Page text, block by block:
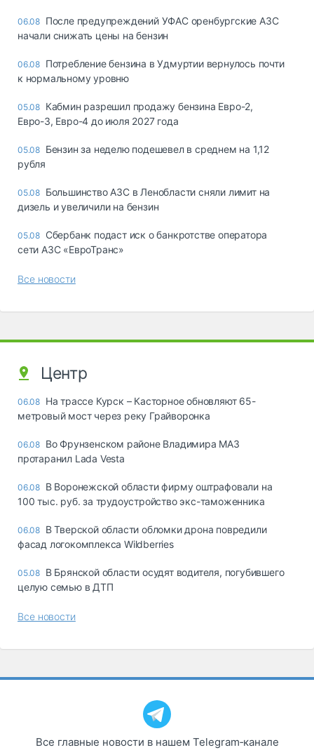
06.08 После предупреждений УФАС оренбургские АЗС
начали снижать цены на бензин
06.08 Потребление бензина в Удмуртии вернулось почти
к нормальному уровню
05.08 Кабмин разрешил продажу бензина Евро-2,
Евро-3, Евро-4 до июля 2027 года
05.08 Бензин за неделю подешевел в среднем на 1,12
рубля
05.08 Большинство АЗС в Ленобласти сняли лимит на
дизель и увеличили на бензин
05.08 Сбербанк подаст иск о банкротстве оператора
сети АЗС «ЕвроТранс»
Все новости
Центр
06.08 На трассе Курск – Касторное обновляют 65-
метровый мост через реку Грайворонка
06.08 Во Фрунзенском районе Владимира МАЗ
протаранил Lada Vesta
06.08 В Воронежской области фирму оштрафовали на
100 тыс. руб. за трудоустройство экс-таможенника
06.08 В Тверской области обломки дрона повредили
фасад логокомплекса Wildberries
05.08 В Брянской области осудят водителя, погубившего
целую семью в ДТП
Все новости
Все главные новости в нашем Telegram‑канале